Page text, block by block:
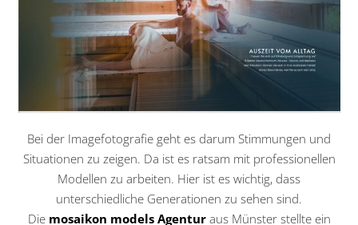
Bei der Imagefotografie geht es darum Stimmungen und
Situationen zu zeigen. Da ist es ratsam mit professionellen
Modellen zu arbeiten. Hier ist es wichtig, dass
unterschiedliche Generationen zu sehen sind.
Die mosaikon models Agenturaus Münster stellte ein